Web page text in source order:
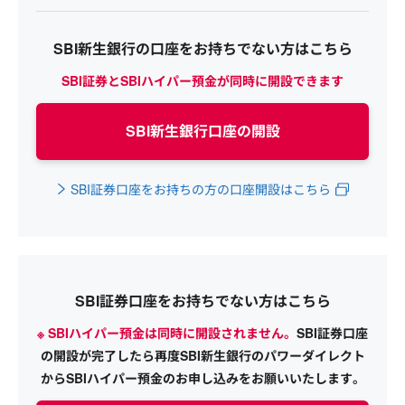
SBI新生銀行の口座をお持ちでない方はこちら
SBI証券とSBIハイパー預金が同時に開設できます
SBI新生銀行口座の開設
SBI証券口座をお持ちの方の口座開設はこちら
SBI証券口座をお持ちでない方はこちら
※ SBIハイパー預金は同時に開設されません。 SBI証券口座
の開設が完了したら再度SBI新生銀行のパワーダイレクト
からSBIハイパー預金のお申し込みをお願いいたします。